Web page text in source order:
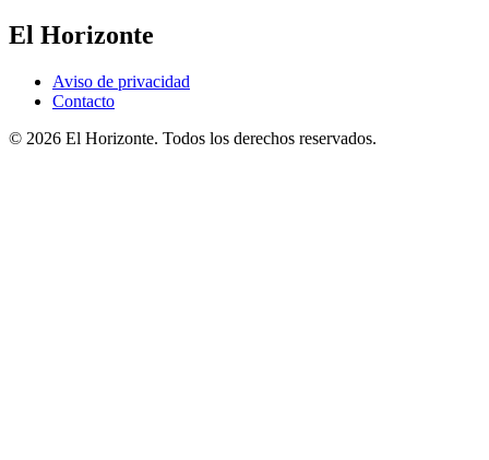
El Horizonte
Aviso de privacidad
Contacto
© 2026 El Horizonte. Todos los derechos reservados.